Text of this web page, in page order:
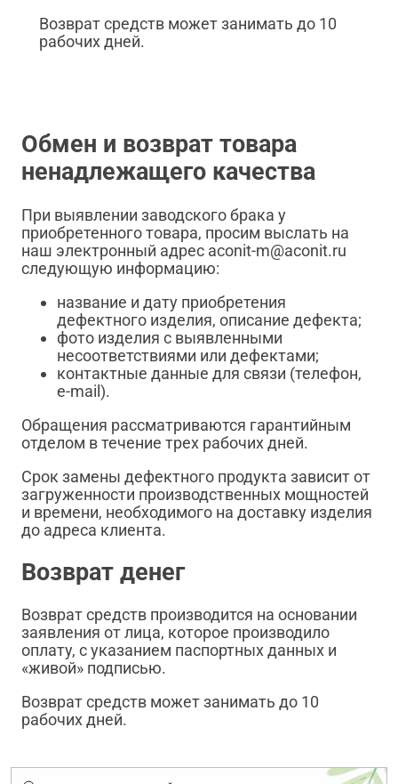
Возврат средств может занимать до 10
рабочих дней.
Обмен и возврат товара
ненадлежащего качества
При выявлении заводского брака у
приобретенного товара, просим выслать на
наш электронный адрес aconit-m@aconit.ru
следующую информацию:
название и дату приобретения
дефектного изделия, описание дефекта;
фото изделия с выявленными
несоответствиями или дефектами;
контактные данные для связи (телефон,
e-mail).
Обращения рассматриваются гарантийным
отделом в течение трех рабочих дней.
Срок замены дефектного продукта зависит от
загруженности производственных мощностей
и времени, необходимого на доставку изделия
до адреса клиента.
Возврат денег
Возврат средств производится на основании
заявления от лица, которое производило
оплату, с указанием паспортных данных и
«живой» подписью.
Возврат средств может занимать до 10
рабочих дней.